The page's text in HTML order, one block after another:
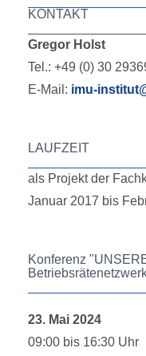
KONTAKT
Gregor Holst
Tel.: +49 (0) 30
E-Mail: imu-
LAUFZEIT
als Projekt der
Januar 2017 bis
Konferenz
23. Mai 2024
09:00 bis 16:30 Uhr